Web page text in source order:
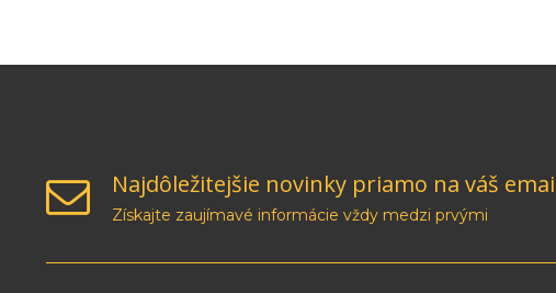
Najdôležitejšie novinky priamo na váš
Získajte zaujímavé informácie vždy medzi prvými